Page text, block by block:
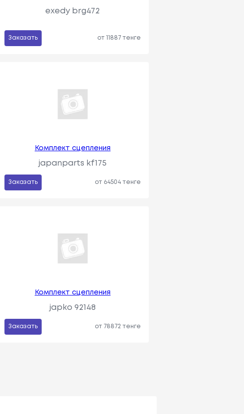
exedy brg472
Заказать от 11887 тенге
Комплект сцепления
japanparts kf175
Заказать от 64504 тенге
Комплект сцепления
japko 92148
Заказать от 78872 тенге